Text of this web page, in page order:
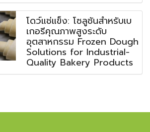
โดว์แช่แข็ง: โซลูชันสำหรับเบ
เกอรีคุณภาพสูงระดับ
อุตสาหกรรม Frozen Dough
Solutions for Industrial-
Quality Bakery Products